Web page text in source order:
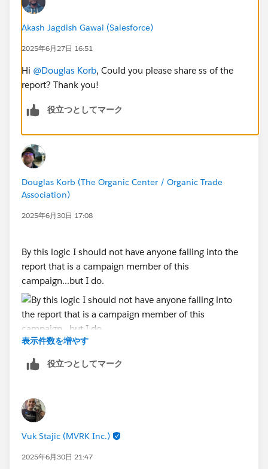
Akash Jagdish Gawai (Salesforce)
2025年6月27日 16:51
Hi @Douglas Korb, Could you please share ss of the
report? Thank you!
役立つとしてマーク
Douglas Korb (The Organic Center / Organic Trade
Association)
2025年6月30日 17:08
By this logic I should not have anyone falling into the
report that is a campaign member of this
campaign...but I do.
表示件数を増やす
役立つとしてマーク
Vuk Stajic (MVRK Inc.)
2025年6月30日 21:47